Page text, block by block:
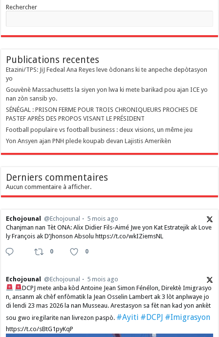
Rechercher
Publications recentes
Etazini/TPS: JiJ Fedeal Ana Reyes leve òdonans ki te anpeche depòtasyon
yo
Gouvènè Massachusetts la siyen yon lwa ki mete barikad pou ajan ICE yo
nan zòn sansib yo.
SÉNÉGAL : PRISON FERME POUR TROIS CHRONIQUEURS PROCHES DE
PASTEF APRÈS DES PROPOS VISANT LE PRÉSIDENT
Football populaire vs football business : deux visions, un même jeu
Yon Ansyen ajan PNH plede koupab devan Lajistis Amerikèn
Derniers commentaires
Aucun commentaire à afficher.
Echojounal @Echojounal
5 mois ago
Chanjman nan Tèt ONA: Alix Didier Fils-Aimé Jwe yon Kat Estratejik ak Love
ly François ak D’Jhonson Absolu https://t.co/wkIZiemsNL
0 0
Echojounal @Echojounal
5 mois ago
DCPJ mete anba kòd Antoine Jean Simon Fénélon, Direktè Imigrasyo
n, ansanm ak chèf enfòmatik la Jean Osselin Lambert ak 3 lòt anplwaye jo
di lendi 23 mas 2026 la nan Musseau. Arestasyon sa fèt nan kad yon ankèt
sou gwo iregilarite nan livrezon paspò. #Ayiti #DCPJ #Imigrasyon
https://t.co/sBtG1pyKqP